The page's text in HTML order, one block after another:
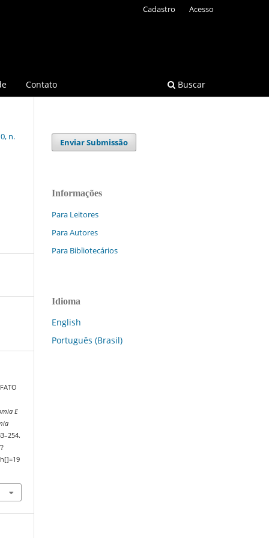
Contato Buscar
Cadastro Acesso
n.
E
Enviar Submissão
Informações
Para Leitores
Para Autores
Para Bibliotecários
Idioma
English
Português (Brasil)